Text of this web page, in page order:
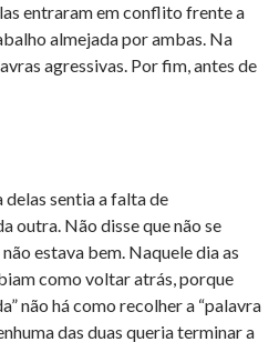
entraram em conflito frente a
almejada por ambas. Na
agressivas. Por fim, antes de
delas sentia a falta de
outra. Não disse que não se
estava bem. Naquele dia as
como voltar atrás, porque
não há como recolher a “palavra
das duas queria terminar a